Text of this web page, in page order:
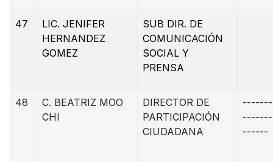
47
LIC. JENIFER
HERNANDEZ
GOMEZ
SUB DIR. DE
COMUNICACIÓN
SOCIAL Y
PRENSA
48
C. BEATRIZ MOO
CHI
DIRECTOR DE
PARTICIPACIÓN
CIUDADANA
-------
-------
------